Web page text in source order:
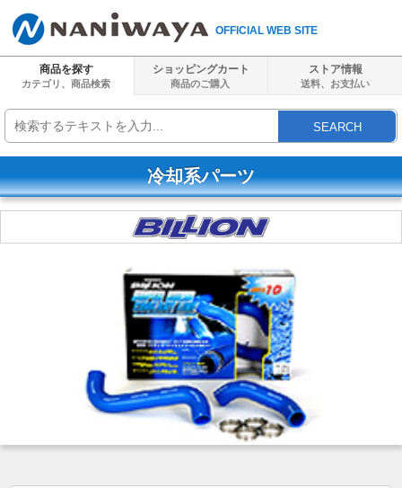
OFFICIAL WEB SITE
商品を探す
カテゴリ、商品検索
ショッピングカート
商品のご購入
ストア情報
送料、 お支払い
SEARCH
冷却系パーツ